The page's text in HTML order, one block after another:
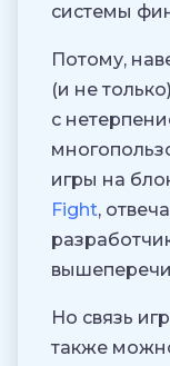
системы
Потому,
(и не
с
игры на
Fight,
Но связь
также